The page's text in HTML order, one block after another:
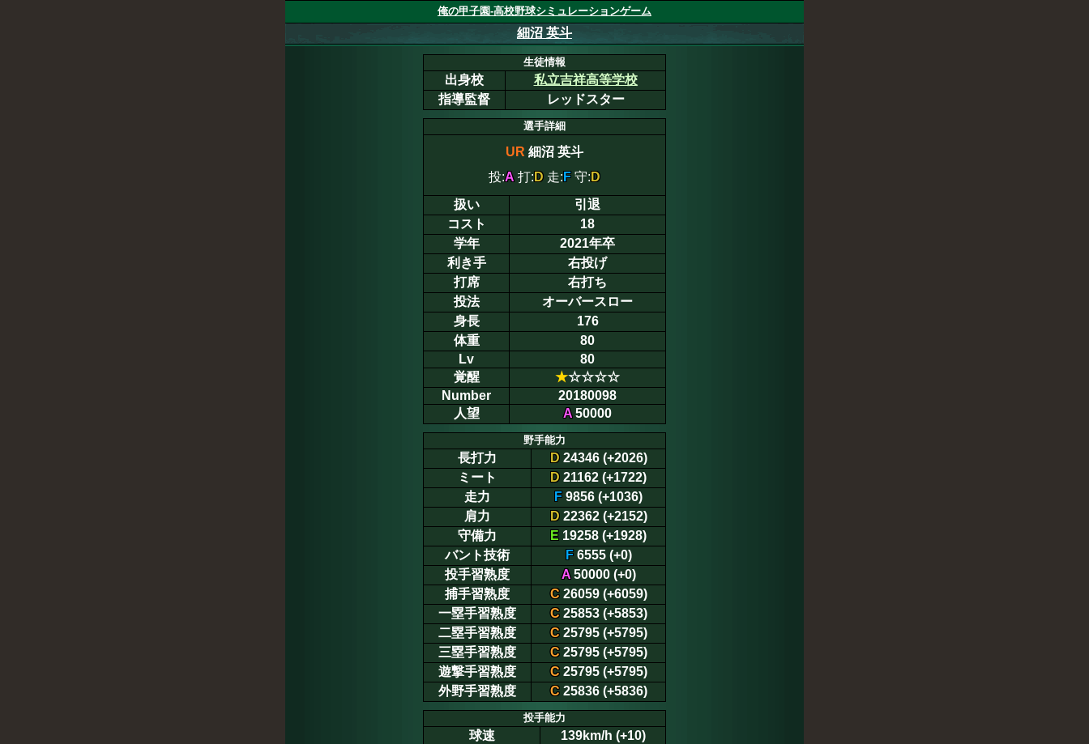
俺の甲子園-高校野球シミュレーションゲーム
細沼 英斗
生徒情報
出身校
私立吉祥高等学校
指導監督
レッドスター
選手詳細
UR 細沼 英斗
投:A 打: D 走: F 守: D
扱い
引退
コスト
18
学年
2021年卒
利き手
右投げ
打席
右打ち
投法
オーバースロー
身長
176
体重
80
Lv
80
覚醒
★☆☆☆☆
Number
20180098
人望
A50000
野手能力
長打力 D24346 (+2026)
ミート
D 21162 (+1722)
走力
F 9856 (+1036)
肩力
D22362 (+2152)
守備力
E 19258 (+1928)
バント技術
F6555 (+0)
投手習熟度
A50000 (+0)
捕手習熟度
C26059 (+6059)
一塁手習熟度
C25853 (+5853)
二塁手習熟度
C25795 (+5795)
三塁手習熟度
C25795 (+5795)
遊撃手習熟度
C25795 (+5795)
外野手習熟度
C25836 (+5836)
投手能力
球速
139km/h (+10)